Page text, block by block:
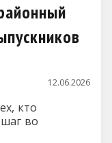
12.06.2026
кто
во